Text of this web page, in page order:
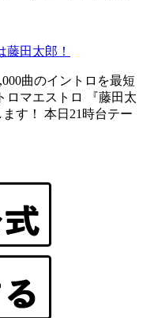
藤田太郎！
曲のイントロを最短
ロマエストロ 『藤田太
ます！ 本日21時台テー